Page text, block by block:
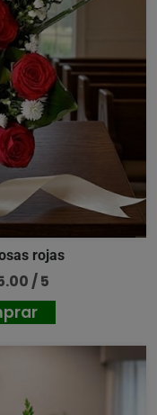
rojas
/ 5